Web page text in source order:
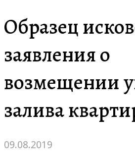
Образец
заявления о
возмещении
залива
09.08.2019